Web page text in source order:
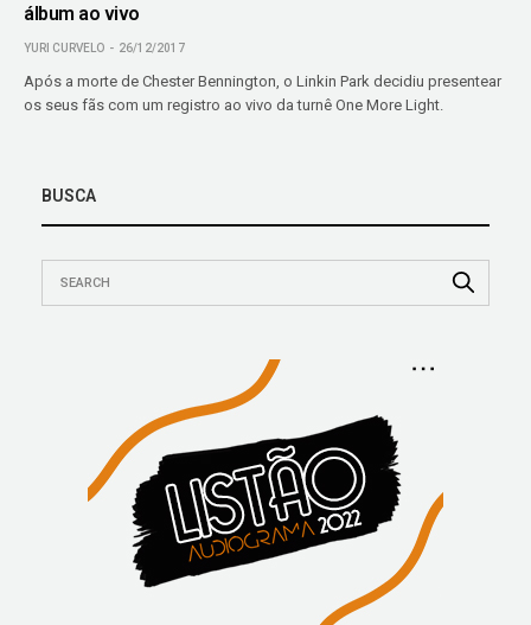
álbum ao vivo
YURI CURVELO 26/12/2017
Após a morte de Chester Bennington, o Linkin Park decidiu presentear
os seus fãs com um registro ao vivo da turnê One More Light.
BUSCA